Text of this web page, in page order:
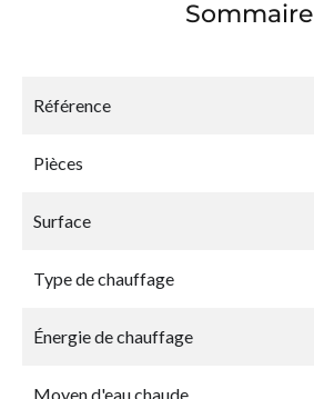
Sommaire
Référence
Pièces
Surface
Type de chauffage
Énergie de chauffage
Moyen d'eau chaude